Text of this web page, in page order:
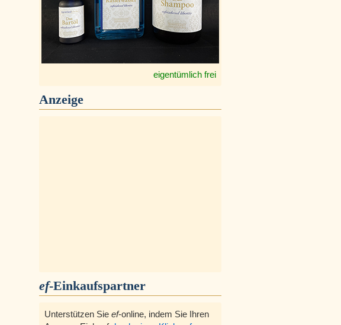
eigentümlich frei
Anzeige
ef-Einkaufspartner
Unterstützen Sie ef-online, indem Sie Ihren